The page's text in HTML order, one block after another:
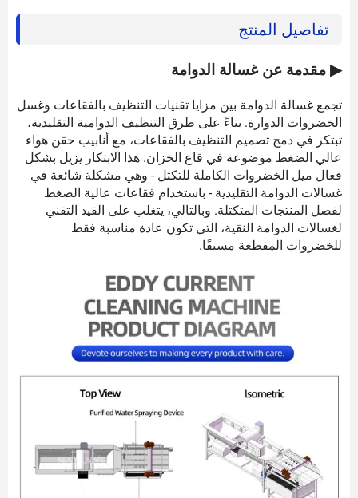
تفاصيل المنتج
▶ مقدمة عن غسالة الدوامة
تجمع غسالة الدوامة بين مزايا تقنيات التنظيف بالفقاعات وغسل
الخضروات الدوارة. بناءً على طرق التنظيف الدوامية التقليدية،
تبتكر في دمج تصميم التنظيف بالفقاعات، مع أنابيب حقن هواء
عالي الضغط موضوعة في قاع الخزان. هذا الابتكار يزيل بشكل
فعال ميل الخضروات الكاملة للتكتل - وهي مشكلة شائعة في
غسالات الدوامة التقليدية - باستخدام فقاعات عالية الضغط
لفصل المنتجات المتكتلة. وبالتالي، يتغلب على القيد التقني
لغسالات الدوامة النقية، التي تكون عادة مناسبة فقط
للخضروات المقطعة مسبقًا.